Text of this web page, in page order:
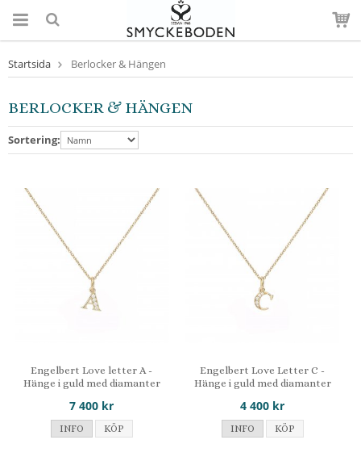
Startsida Berlocker & Hängen
BERLOCKER & HÄNGEN
Sortering:
Engelbert Love letter A -
Hänge i guld med diamanter
7 400 kr
INFO KÖP
Engelbert Love Letter C -
Hänge i guld med diamanter
4 400 kr
INFO KÖP